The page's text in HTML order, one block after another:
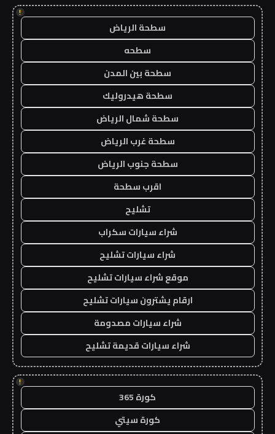
!
سطحة الرياض
سطحه
سطحة بين المدن
سطحة هيدروليك
سطحة شمال الرياض
سطحة غرب الرياض
سطحة جنوب الرياض
اقرب سطحة
تشليح
شراء سيارات سكراب
شراء سيارات تشليح
موقع شراء سيارات تشليح
ارقام يشترون سيارات تشليح
شراء سيارات مصدومة
شراء سيارات قديمة تشليح
!
كورة 365
كورة سيتي